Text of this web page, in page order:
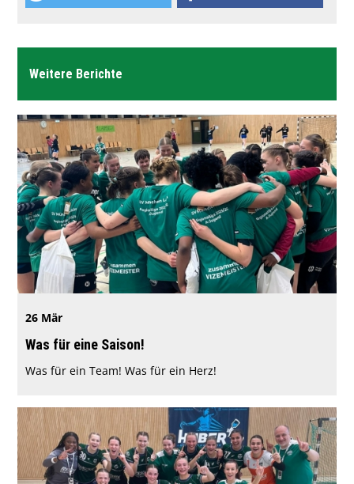
Weitere Berichte
26 Mär
Was für eine Saison!
Was für ein Team! Was für ein Herz!